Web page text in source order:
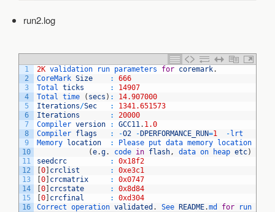
run2.log
1
2
3
4
5
6
7
8
9
10
11
12
13
14
15
16
2K validation run parameters for coremark.
CoreMark Size :
666
Total ticks :
14907
Total time ( secs ) :
14.907000
Iterations/Sec :
1341.651573
Iterations
:
20000
Compiler version : GCC11 . 1.0
Compiler flags : -O2 -DPERFORMANCE_RUN=1 -lrt
Memory location : Please put data memory location
(e.g. code in flash , data on heap etc)
seedcrc
:
0x18f2
[0] crclist :
0xe3c1
[0] crcmatrix :
0x0747
[0] crcstate :
0x8d84
[0] crcfinal :
0xd304
Correct operation validated . See README.md for run